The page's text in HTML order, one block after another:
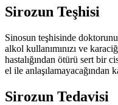
Sirozun Teşhisi
Sinosun teşhisinde
alkol kullanımınızı ve
hastalığından ötürü sert bir
el ile anlaşılamayacağından
Sirozun Tedavisi